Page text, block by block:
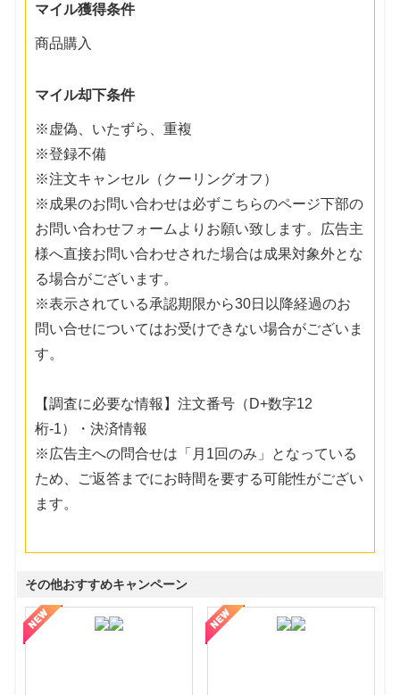
マイル獲得条件
商品購入
マイル却下条件
※虚偽、いたずら、重複
※登録不備
※注文キャンセル（クーリングオフ）
※成果のお問い合わせは必ずこちらのページ下部の
お問い合わせフォームよりお願い致します。広告主
様へ直接お問い合わせされた場合は成果対象外とな
る場合がございます。
※表示されている承認期限から30日以降経過のお
問い合せについてはお受けできない場合がございま
す。
【調査に必要な情報】注文番号（D+数字12
桁-1）・決済情報
※広告主への問合せは「月1回のみ」となっている
ため、ご返答までにお時間を要する可能性がござい
ます。
その他おすすめキャンペーン